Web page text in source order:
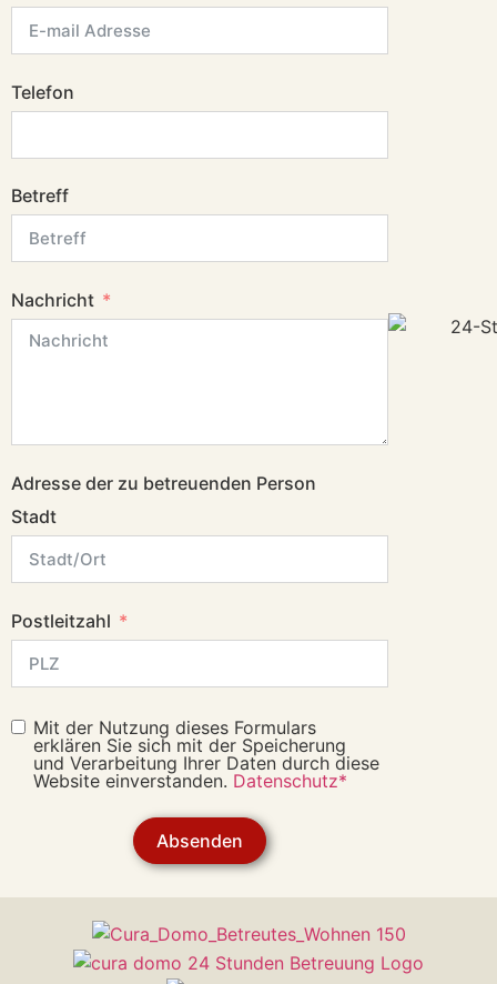
Telefon
Betreff
Nachricht
Adresse der zu betreuenden Person
Stadt
Postleitzahl
Mit der Nutzung dieses Formulars
erklären Sie sich mit der Speicherung
und Verarbeitung Ihrer Daten durch diese
Website einverstanden. Datenschutz*
Absenden